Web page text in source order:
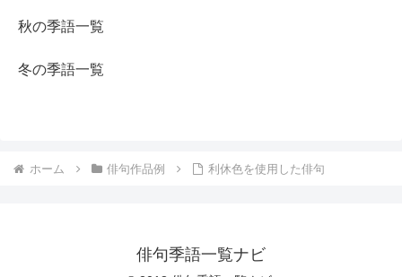
秋の季語一覧
冬の季語一覧
ホーム 俳句作品例 利休色を使用した俳句
俳句季語一覧ナビ